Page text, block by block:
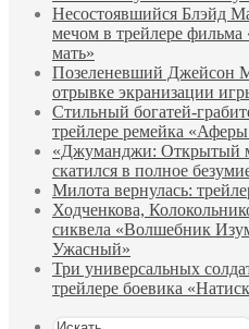
Несостоявшийся Блэйд
мечом в трейлере фильма
мать»
Позеленевший Джейсон
отрывке экранизации
Стильный богатей-
трейлере ремейка
«Джуманджи: Открытый
скатился в полное
Милота вернулась:
Ходченкова,
сиквела «Волшебник
Ужасный»
Три универсальных
трейлере боевика